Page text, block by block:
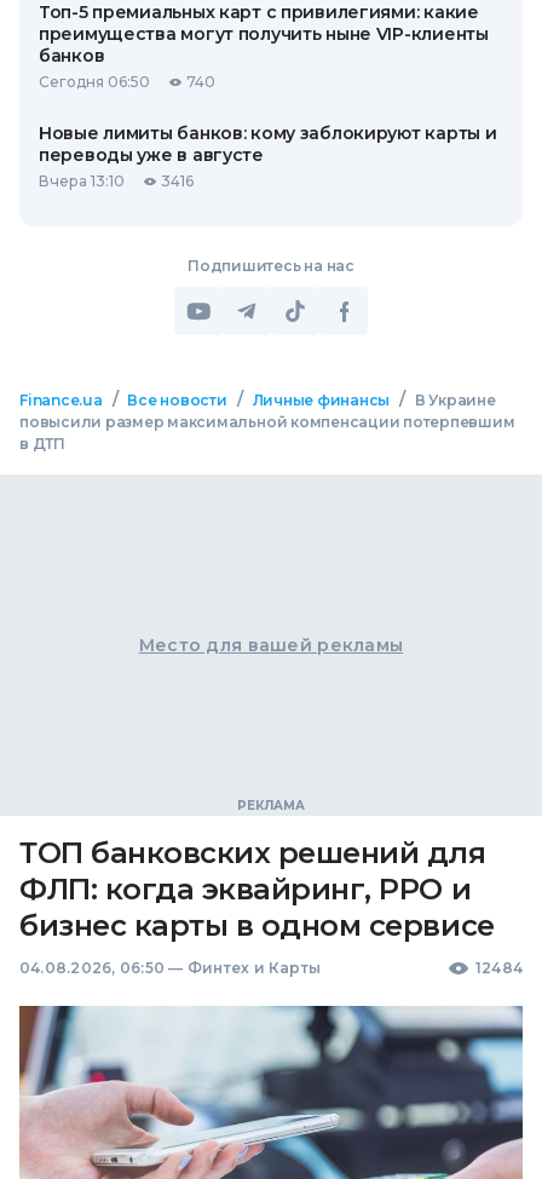
Топ-5 премиальных карт с привилегиями: какие
преимущества могут получить ныне VIP-клиенты
банков
Сегодня 06:50 740
Новые лимиты банков: кому заблокируют карты и
переводы уже в августе
Вчера 13:10 3416
Подпишитесь на нас
Finance.ua / Все новости / Личные финансы /
В Украине
повысили размер максимальной компенсации потерпевшим
в ДТП
Место для вашей рекламы
ТОП банковских решений для
ФЛП: когда эквайринг, РРО и
бизнес карты в одном сервисе
04.08.2026, 06:50 — Финтех и Карты 12484